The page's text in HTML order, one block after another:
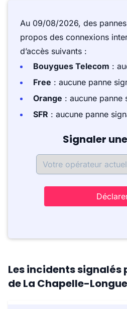
Au 09/08/2026, des
propos des connexions
d’accès suivants :
Bouygues Telecom :
Free : aucune panne
Orange : aucune panne
SFR : aucune panne
Signaler
Les incidents
de La Chapelle-